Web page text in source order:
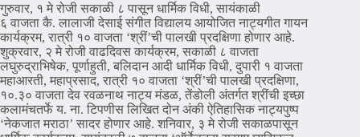
गुरुवार, १ मे रोजी सकाळी ८ पासून धार्मिक विधी, सायंकाळी
६ वाजता कै. लालाजी देसाई संगीत विद्यालय आयोजित नाट्यगीत गायन
कार्यक्रम, रात्री १० वाजता ‘श्रीं’ची पालखी प्रदक्षिणा होणार आहे.
शुक्रवार, २ मे रोजी वाढदिवस कार्यक्रम, सकाळी ८ वाजता
लघुरुद्राभिषेक, पूर्णाहुती, बलिदान आदी धार्मिक विधी, दुपारी १ वाजता
महाआरती, महाप्रसाद, रात्री १० वाजता ‘श्रीं’ची पालखी प्रदक्षिणा,
१०.३० वाजता देव रवळनाथ नाट्य मंडळ, तेंडोली अंतर्गत श्रींची इच्छा
कलामंचतर्फे य. ना. टिपणीस लिखित दोन अंकी ऐतिहासिक नाट्यपुष्प
‘नेकजात मराठा’ सादर होणार आहे. शनिवार, ३ मे रोजी सकाळपासून